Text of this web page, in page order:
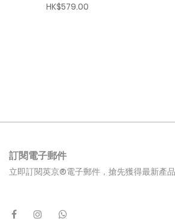
HK$579.00
訂閱電子郵件
立即訂閱英京®電子郵件，搶先獲得最新產